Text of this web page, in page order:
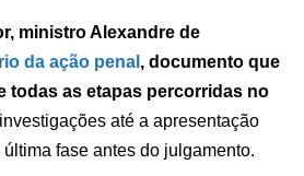
ministro Alexandre de
da ação penal , documento que
todas as etapas percorridas no
até a apresentação
fase antes do julgamento.